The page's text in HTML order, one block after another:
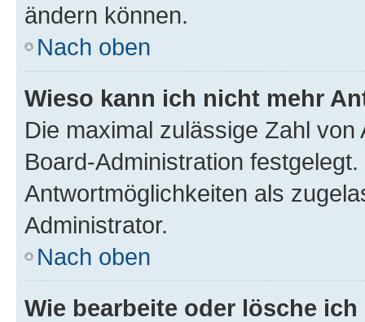
ändern können.
Nach oben
Wieso kann ich nicht mehr
Die maximal zulässige Zahl
Board-Administration
Antwortmöglichkeiten als
Administrator.
Nach oben
Wie bearbeite oder lösche